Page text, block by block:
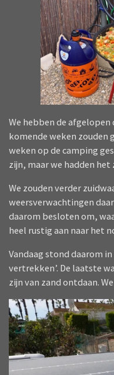
We hebben de
komende weken zouden
weken op de camping
zijn, maar we hadden het
We zouden verder
weersverwachtingen
daarom besloten om,
heel rustig aan naar het
Vandaag stond daarom
vertrekken’. De laatste
zijn van zand ontdaan.